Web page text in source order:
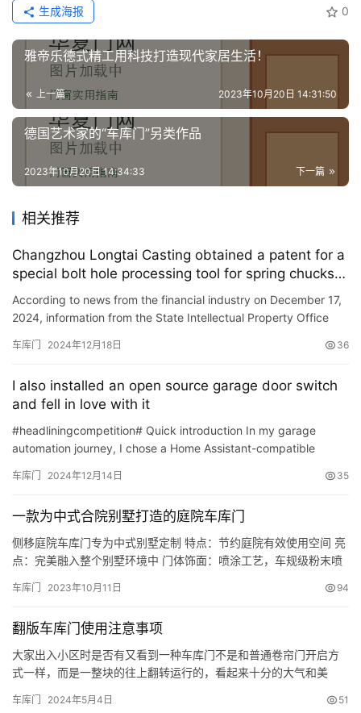
套
装
安
装
维
业
讯
联
系
我
0
生成海报
雅帝乐德式精工用科技打造现代家居生活！
上一篇 2023年10月20日 14:31:50
德国艺术家的“车库门”另类作品
下一篇
2023年10月20日 14:34:33
相关推荐
Changzhou Longtai Casting obtained a patent for a
special bolt hole processing tool for spring chucks
for garage doors.
According to news from the financial industry on December 17,
2024, information from the State Intellectual Property Office
车库门 2024年12月18日 36
I also installed an open source garage door switch
and fell in love with it
#headliningcompetition# Quick introduction In my garage
automation journey, I chose a Home Assistant-compatible
A…
车库门 2024年12月14日 35
一款为中式合院别墅打造的庭院车库门
侧移庭院车库门专为中式别墅定制 特点：节约庭院有效使用空间 亮
点：完美融入整个别墅环境中 门体饰面：喷涂工艺，车规级粉末喷
计：铝合金一次成型
车库门 2023年10月11日 94
翻版车库门使用注意事项
大家出入小区时是否有又看到一种车库门不是和普通卷帘门开启方
式一样，而是一整块的往上翻转运行的，看起来十分的大气和美
向迈近，那么我们在运行翻板车库门的时候需要注意哪些事项呢？
车库门 2024年5月4日 51